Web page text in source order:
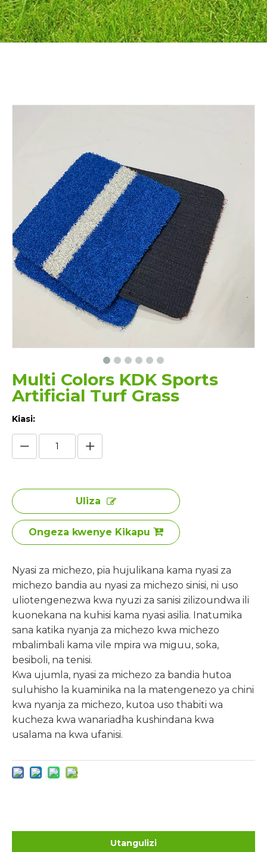
Multi Colors KDK Sports
Artificial Turf Grass
Kiasi:
Uliza
Ongeza kwenye Kikapu
Nyasi za michezo, pia hujulikana kama nyasi za
michezo bandia au nyasi za michezo sinisi, ni uso
uliotengenezwa kwa nyuzi za sanisi zilizoundwa ili
kuonekana na kuhisi kama nyasi asilia. Inatumika
sana katika nyanja za michezo kwa michezo
mbalimbali kama vile mpira wa miguu, soka,
besiboli, na tenisi.
Kwa ujumla, nyasi za michezo za bandia hutoa
suluhisho la kuaminika na la matengenezo ya chini
kwa nyanja za michezo, kutoa uso thabiti wa
kucheza kwa wanariadha kushindana kwa
usalama na kwa ufanisi.
Utangulizi